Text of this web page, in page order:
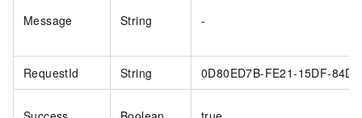
Message String -
RequestId String 0D80ED7B-FE21-15DF-